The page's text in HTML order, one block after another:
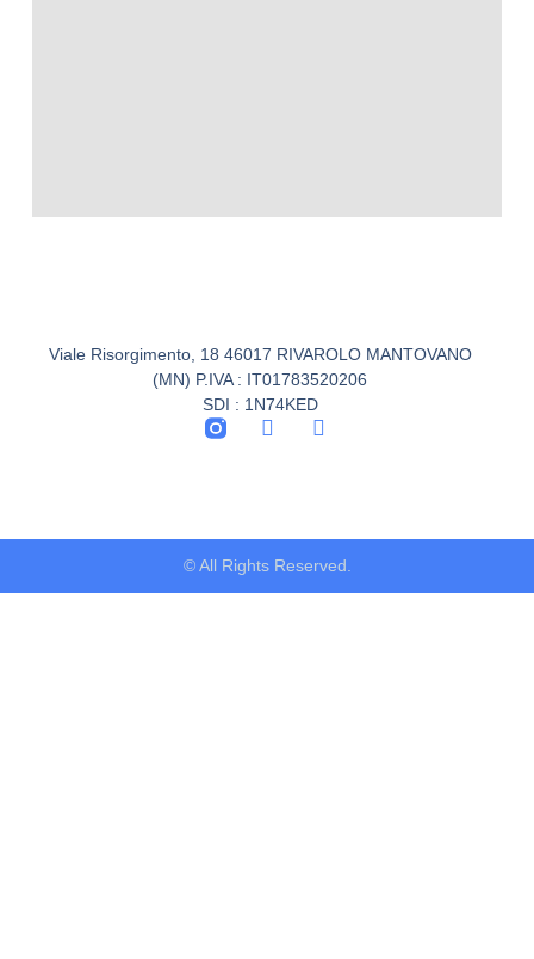
Viale Risorgimento, 18 46017 RIVAROLO MANTOVANO
(MN) P.IVA : IT01783520206
SDI : 1N74KED
© All Rights Reserved.